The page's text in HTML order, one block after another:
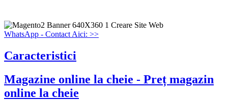
WhatsApp - Contact Aici: >>
Caracteristici
Magazine online la cheie - Preț magazin
online la cheie